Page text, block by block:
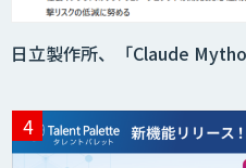
日立製作所、「Claude